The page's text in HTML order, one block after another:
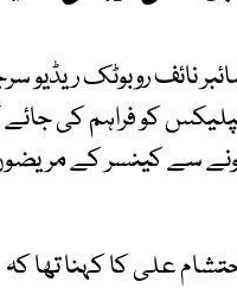
نائف روبوٹک ریڈیو
کو فراہم کی
سے کینسر کے
علی کا کہنا تھا